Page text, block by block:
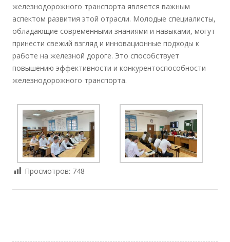
железнодорожного транспорта является важным
аспектом развития этой отрасли. Молодые специалисты,
обладающие современными знаниями и навыками, могут
принести свежий взгляд и инновационные подходы к
работе на железной дороге. Это способствует
повышению эффективности и конкурентоспособности
железнодорожного транспорта.
Просмотров: 748